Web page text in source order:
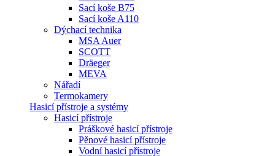
Sací koše B75
Sací koše A110
Dýchací technika
MSA Auer
SCOTT
Dräeger
MEVA
Nářadí
Termokamery
Hasicí přístroje a systémy
Hasicí přístroje
Práškové hasicí přístroje
Pěnové hasicí přístroje
Vodní hasicí přístroje